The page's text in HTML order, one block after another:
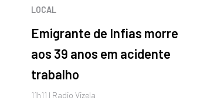
LOCAL
Emigrante de Infias morre
aos 39 anos em acidente
trabalho
11h11 I Radio Vizela